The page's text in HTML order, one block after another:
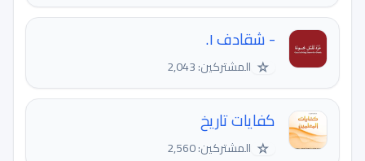
- شقادف ١.
☆ المشتركين: 2,043
كفايات تاريخ
☆ المشتركين: 2,560